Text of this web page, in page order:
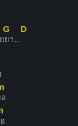
G
ยา..
D